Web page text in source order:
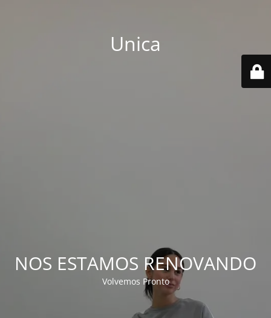
Unica
NOS ESTAMOS RENOVANDO
Volvemos Pronto